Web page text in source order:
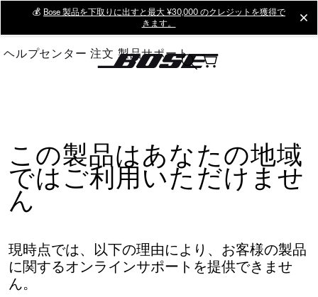
Main
💰 Bose 製品を下取りに出すと最大 ¥30,000 のクレジットを獲得で
きます。
ヘルプセンター 注文 製品サポート
この製品はあなたの地域
ではご利用いただけませ
ん
現時点では、以下の理由により、お客様の製品
に関するオンラインサポートを提供できませ
ん。